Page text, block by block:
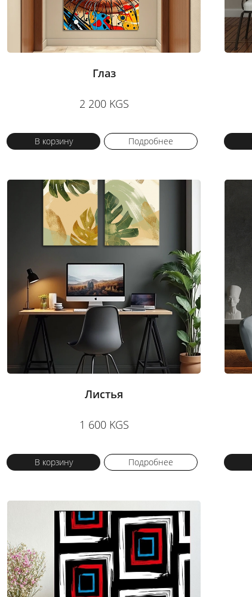
Глаз
2 200 KGS
В корзину Подробнее
Листья
1 600 KGS
В корзину Подробнее